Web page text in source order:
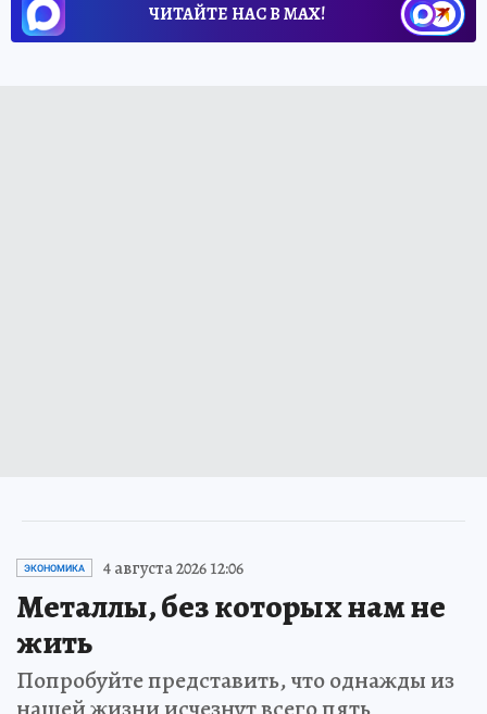
ЧИТАЙТЕ НАС В МАХ!
ЭКОНОМИКА 4 августа 2026 12:06
Металлы, без которых нам не
жить
Попробуйте представить, что однажды из